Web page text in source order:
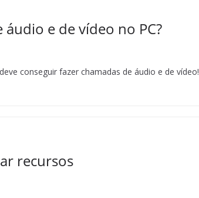
e de vídeo no PC?
conseguir fazer chamadas de áudio e de vídeo!
recursos